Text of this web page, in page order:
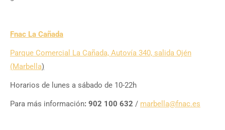
Fnac La Cañada
Parque Comercial La Cañada, Autovía 340, salida Ojén
(Marbella)
Horarios de lunes a sábado de 10-22h
Para más información: 902 100 632 / marbella@fnac.es